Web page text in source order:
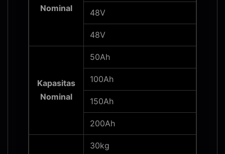
Nominal
48V
48V
Kapasitas
Nominal
50Ah
100Ah
150Ah
200Ah
30kg